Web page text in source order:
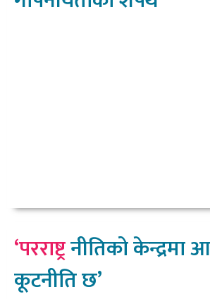
‘परराष्ट्रनीतिको केन्द्रमा
कूटनीति छ’